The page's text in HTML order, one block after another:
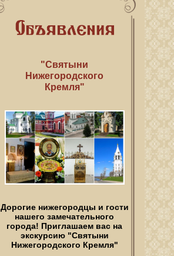
"Святыни
Нижегородского
Кремля"
Дорогие нижегородцы и гости
нашего замечательного
города! Приглашаем вас на
экскурсию "Святыни
Нижегородского Кремля"